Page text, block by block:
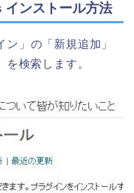
ンストール方法
ン」の「新規追加」
」を検索します。